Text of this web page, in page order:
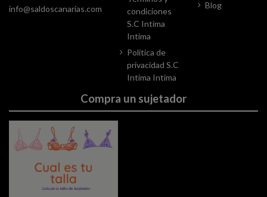
info@saldoscanarias.com
condiciones
S.C Intima
Intima
Política de
privacidad S.C
Intima Intima
Blog
Compra un sujetador